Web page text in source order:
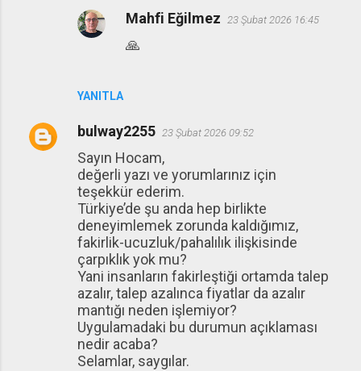
YANITLA
Mahfi Eğilmez 23 Şubat 2026 16:45
🙏
bulway2255 23 Şubat 2026 09:52
Sayın Hocam,
değerli yazı ve yorumlarınız için
teşekkür ederim.
Türkiye’de şu anda hep birlikte
deneyimlemek zorunda kaldığımız,
fakirlik-ucuzluk/pahalılık ilişkisinde
çarpıklık yok mu?
Yani insanların fakirleştiği ortamda talep
azalır, talep azalınca fiyatlar da azalır
mantığı neden işlemiyor?
Uygulamadaki bu durumun açıklaması
nedir acaba?
Selamlar, saygılar.